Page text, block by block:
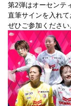
観戦ガイド
キッズ向けサービス
スタジアム
YANMAR
ィースについて
クラブ紹介 沿革
サポートする
パートナー・スポン
スポーツクラブ
スポーツクラブ
ニュース
すべて チーム グ
セレッソ大阪
アカデミー
第2弾はオーセンテ
直筆サインを入れて
ぜひご参加ください